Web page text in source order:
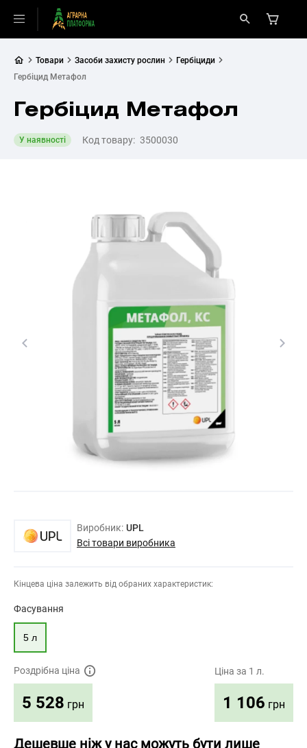
Товари Засоби захисту рослин
Гербіциди
Гербіцид Метафол
Гербіцид Метафол
У наявності Код товару: 3500030
Виробник: UPL
Всі товари виробника
Кінцева ціна залежить від обраних характеристик:
Фасування
5 л
Роздрібна ціна
5 528 грн
Ціна за 1 л.
1 106 грн
Дешевше ніж у нас можуть бути лише